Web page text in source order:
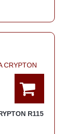
R115